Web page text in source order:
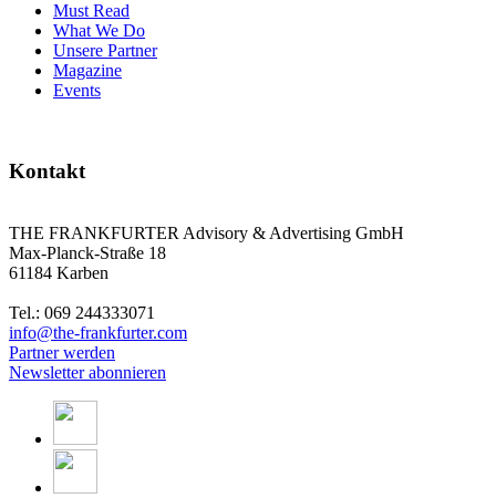
Must Read
What We Do
Unsere Partner
Magazine
Events
Kontakt
THE FRANKFURTER Advisory & Advertising GmbH
Max-Planck-Straße 18
61184 Karben
Tel.: 069 244333071
info@the-frankfurter.com
Partner werden
Newsletter abonnieren